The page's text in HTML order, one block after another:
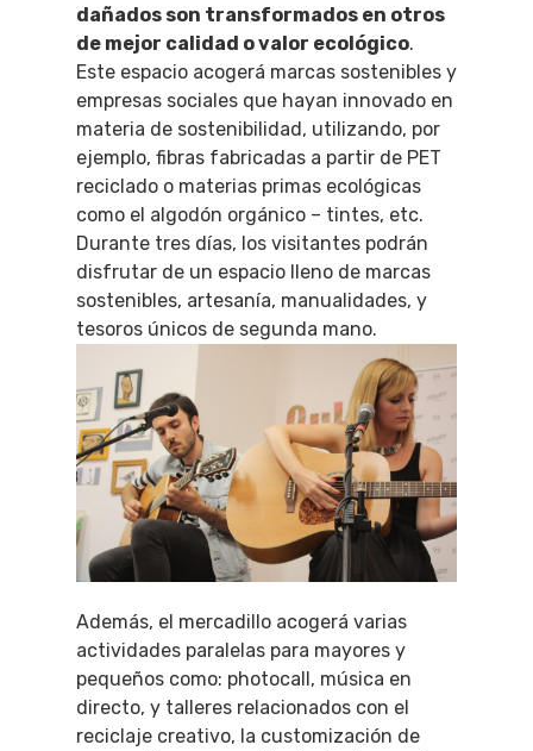
dañados son transformados en otros
de mejor calidad o valor ecológico.
Este espacio acogerá marcas sostenibles y
empresas sociales que hayan innovado en
materia de sostenibilidad, utilizando, por
ejemplo, fibras fabricadas a partir de PET
reciclado o materias primas ecológicas
como el algodón orgánico – tintes, etc.
Durante tres días, los visitantes podrán
disfrutar de un espacio lleno de marcas
sostenibles, artesanía, manualidades, y
tesoros únicos de segunda mano.
Además, el mercadillo acogerá varias
actividades paralelas para mayores y
pequeños como: photocall, música en
directo, y talleres relacionados con el
reciclaje creativo, la customización de